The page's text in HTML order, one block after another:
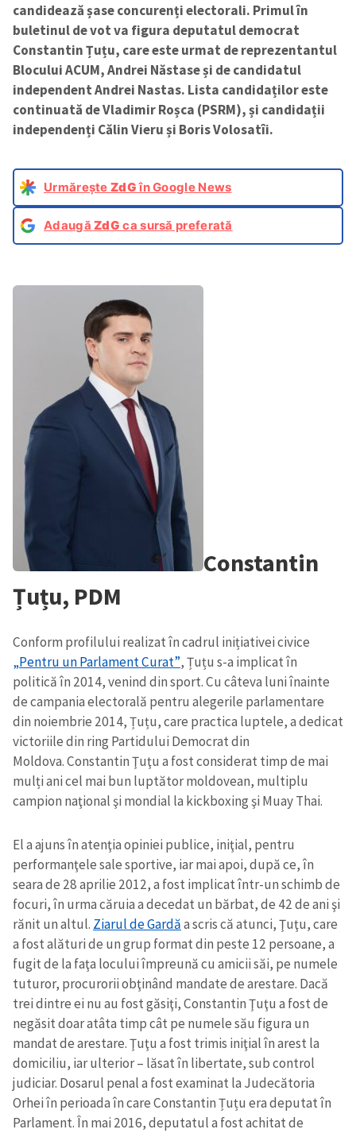
candidează șase concurenți electorali. Primul în
buletinul de vot va figura deputatul democrat
Constantin Țuțu, care este urmat de reprezentantul
Blocului ACUM, Andrei Năstase și de candidatul
independent Andrei Nastas. Lista candidaților este
continuată de Vladimir Roșca (PSRM), și candidații
independenți Călin Vieru și Boris Volosatîi.
Urmărește ZdGîn Google News
AdaugăZdG ca sursă preferată
Constantin
Țuțu, PDM
Conform profilului realizat în cadrul inițiativei civice
„Pentru un Parlament Curat”, Țuțu s-a implicat în
politică în 2014, venind din sport. Cu câteva luni înainte
de campania electorală pentru alegerile parlamentare
din noiembrie 2014, Țuțu, care practica luptele, a dedicat
victoriile din ring Partidului Democrat din
Moldova. Constantin Ţuţu a fost considerat timp de mai
mulți ani cel mai bun luptător moldovean, multiplu
campion naţional şi mondial la kickboxing şi Muay Thai.
El a ajuns în atenţia opiniei publice, iniţial, pentru
performanţele sale sportive, iar mai apoi, după ce, în
seara de 28 aprilie 2012, a fost implicat într-un schimb de
focuri, în urma căruia a decedat un bărbat, de 42 de ani şi
rănit un altul. Ziarul de Gardăa scris că atunci, Ţuţu, care
a fost alături de un grup format din peste 12 persoane, a
fugit de la faţa locului împreună cu amicii săi, pe numele
tuturor, procurorii obţinând mandate de arestare. Dacă
trei dintre ei nu au fost găsiţi, Constantin Ţuţu a fost de
negăsit doar atâta timp cât pe numele său figura un
mandat de arestare. Ţuţu a fost trimis iniţial în arest la
domiciliu, iar ulterior – lăsat în libertate, sub control
judiciar. Dosarul penal a fost examinat la Judecătoria
Orhei în perioada în care Constantin Țuțu era deputat în
Parlament. În mai 2016, deputatul a fost achitat de